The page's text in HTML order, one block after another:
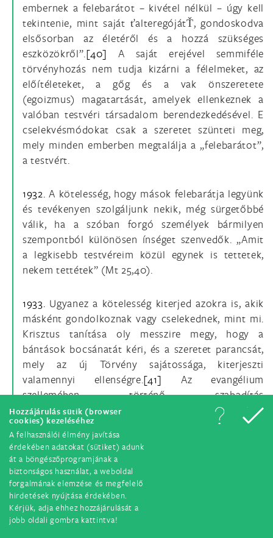
Hozzájárulás sütik (browser
cookies) kezeléséhez
A felhasználói élmény javítása
érdekében adatokat (sütiket) adunk
át a böngészőprogramjának a
biztonságos használat, a weboldal
forgalmának elemzése és megfelelő
hirdetések nyújtása érdekében.
Kérjük, adja ehhez hozzájárulását a
jobb oldali gombra kattintva!
embernek a felebarátot – kivétel nélkül – úgy kell
tekintenie, mint saját ťalteregójátŤ, gondoskodva
elsősorban az életéről és a hozzá szükséges
eszközökről”.[40] A saját erejével semmiféle
törvényhozás nem tudja kizárni a félelmeket, az
előítéleteket, a gőg és a vak önszeretete
(egoizmus) magatartását, amelyek ellenkeznek a
valóban testvéri társadalom berendezkedésével. E
cselekvésmódokat csak a szeretet szünteti meg,
mely minden emberben megtalálja a „felebarátot”,
a testvért.
1932. A kötelesség, hogy mások felebarátja legyünk
és tevékenyen szolgáljunk nekik, még sürgetőbbé
válik, ha a szóban forgó személyek bármilyen
szempontból különösen ínséget szenvedők. „Amit
a legkisebb testvéreim közül egynek is tettetek,
nekem tettétek” (Mt 25,40).
1933. Ugyanez a kötelesség kiterjed azokra is, akik
másként gondolkoznak vagy cselekednek, mint mi.
Krisztus tanítása oly messzire megy, hogy a
bántások bocsánatát kéri, és a szeretet parancsát,
mely az új Törvény sajátossága, kiterjeszti
valamennyi ellenségre.[41] Az evangélium
szellemében történő szabadítás
összeegyeztethetetlen az ellenségnek mint
személynek gyűlöletével, de nem a rossz
gyűlöletével, amit az mint ellenség művel.
II. Az emberek közötti egyenlőség és különbözőség
1934.Az egy Isten képmására teremtett összes
ember ugyanazzal az értelmes lélekkel, ugyanazzal a